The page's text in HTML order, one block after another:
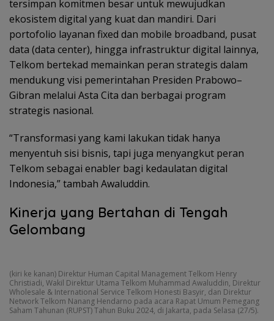
tersimpan komitmen besar untuk mewujudkan
ekosistem digital yang kuat dan mandiri. Dari
portofolio layanan fixed dan mobile broadband, pusat
data (data center), hingga infrastruktur digital lainnya,
Telkom bertekad memainkan peran strategis dalam
mendukung visi pemerintahan Presiden Prabowo–
Gibran melalui Asta Cita dan berbagai program
strategis nasional.
“Transformasi yang kami lakukan tidak hanya
menyentuh sisi bisnis, tapi juga menyangkut peran
Telkom sebagai enabler bagi kedaulatan digital
Indonesia,” tambah Awaluddin.
Kinerja yang Bertahan di Tengah
Gelombang
(kiri ke kanan) Direktur Human Capital Management Telkom Henry
Christiadi, Wakil Direktur Utama Telkom Muhammad Awaluddin, Direktur
Wholesale & International Service Telkom Honesti Basyir, dan Direktur
Network Telkom Nanang Hendarno pada acara Rapat Umum Pemegang
Saham Tahunan (RUPST) Tahun Buku 2024, di Jakarta, pada Selasa (27/5).